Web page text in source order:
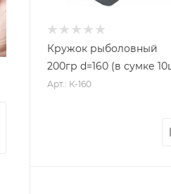
Кружок рыболовный
200гр d=160 (в сумке
Арт.: К-160